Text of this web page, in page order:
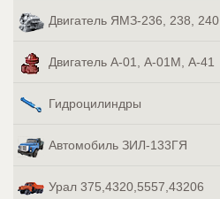
Двигатель ЯМЗ-236, 238, 240
Двигатель А-01, А-01М, А-41
Гидроцилиндры
Автомобиль ЗИЛ-133ГЯ
Урал 375,4320,5557,43206